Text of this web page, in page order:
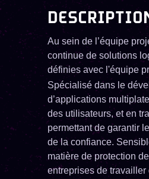
Au sein de l’équipe
continue de solutions
définies avec l'équipe
Spécialisé dans le
d’applications
des utilisateurs, et en
permettant de garantir
de la confiance.
matière de protection
entreprises de